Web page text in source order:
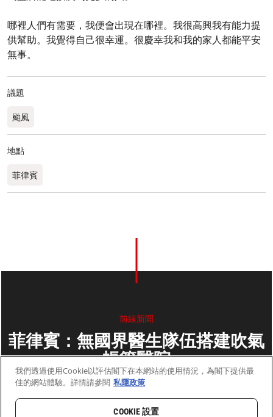
哪裡人們有需要，我便會出現在哪裡。我很高興我有能力提
供幫助。我覺得自己很幸運。很慶幸我和我的家人都能平安
無事。
議題
颱風
地點
菲律賓
前線新聞
菲律賓：無國界醫生隊伍搭建吹氣
帳篷醫院
2013年11月22日
我們透過使用Cookie以評估閣下在本網站的使用情況，為閣下提供最
佳的網站體驗。詳情請參閱 私隱政策
COOKIE 設置